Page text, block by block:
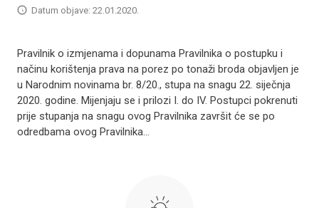
Datum objave: 22.01.2020.
Pravilnik o izmjenama i dopunama Pravilnika o postupku i
načinu korištenja prava na porez po tonaži broda objavljen je
u Narodnim novinama br. 8/20., stupa na snagu 22. siječnja
2020. godine. Mijenjaju se i prilozi I. do IV. Postupci pokrenuti
prije stupanja na snagu ovog Pravilnika završit će se po
odredbama ovog Pravilnika...